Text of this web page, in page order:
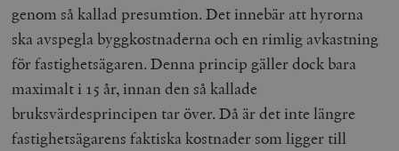
genom så kallad presumtion. Det innebär att hyrorna
ska avspegla byggkostnaderna och en rimlig avkastning
för fastighetsägaren. Denna princip gäller dock bara
maximalt i 15 år, innan den så kallade
bruksvärdesprincipen tar över. Då är det inte längre
fastighetsägarens faktiska kostnader som ligger till